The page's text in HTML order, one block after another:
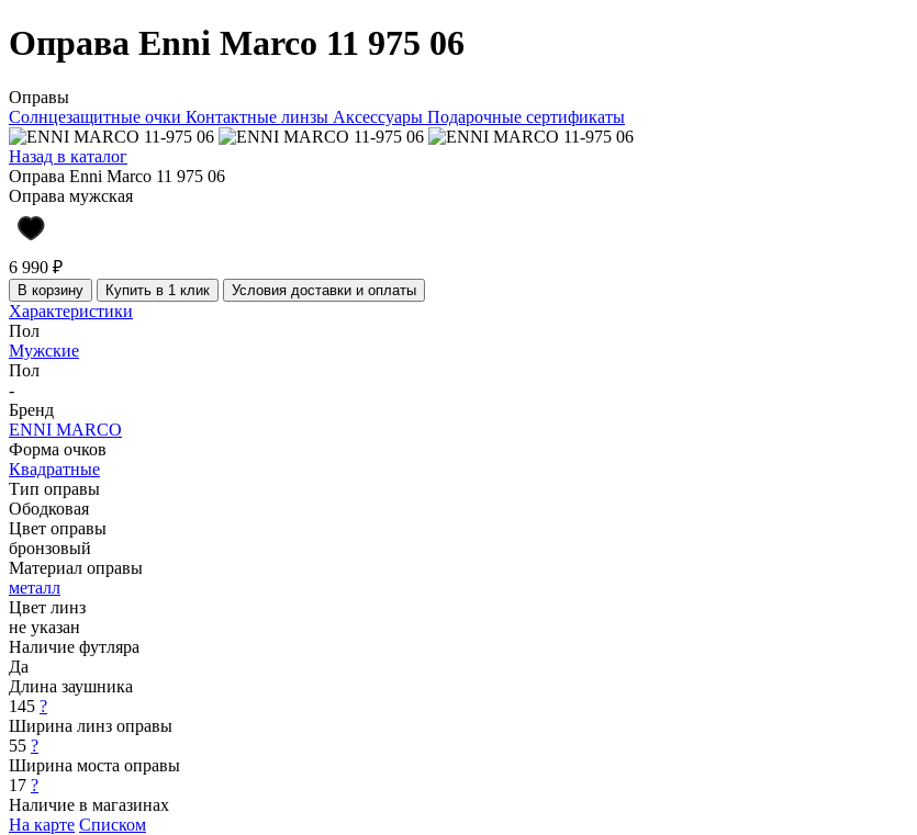
Оправа Enni Marco 11 975 06
Оправы
Солнцезащитные очки Контактные линзы Аксессуары Подарочные сертификаты
Назад в каталог
Оправа Enni Marco 11 975 06
Оправа мужская
6 990 ₽
В корзину Купить в 1 клик Условия доставки и оплаты
Характеристики
Пол
Мужские
Пол
-
Бренд
ENNI MARCO
Форма очков
Квадратные
Тип оправы
Ободковая
Цвет оправы
бронзовый
Материал оправы
металл
Цвет линз
не указан
Наличие футляра
Да
Длина заушника
145 ?
Ширина линз оправы
55 ?
Ширина моста оправы
17 ?
Наличие в магазинах
На карте Списком